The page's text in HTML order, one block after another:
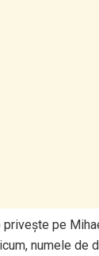
privește pe
numele de